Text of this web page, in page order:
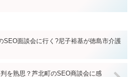
SEO面談会に行く?尼子裕基が徳島市介護
を熟思？芦北町のSEO商談会に感